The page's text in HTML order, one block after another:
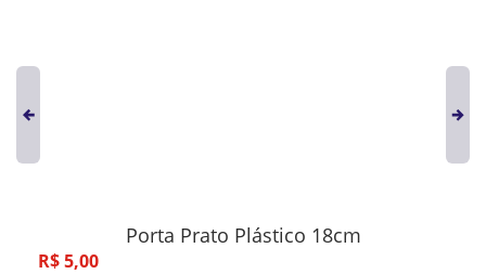
Porta Prato Plástico 18cm
R$ 5,00